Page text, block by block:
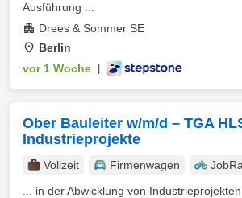
Ausführung ...
Drees & Sommer SE
Berlin
vor 1 Woche
Ober Bauleiter w/m/d – TGA
Industrieprojekte
Vollzeit Firmenwagen
... in der Abwicklung von